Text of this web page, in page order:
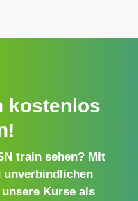
kostenlos
train sehen? Mit
unverbindlichen
Kurse als